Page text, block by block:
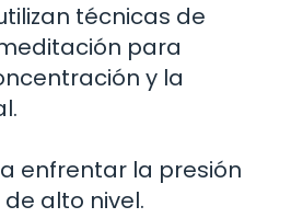
técnicas de
para
y la
enfrentar la presión
alto nivel.